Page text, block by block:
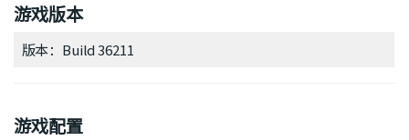
游戏版本
版本：Build 36211
游戏配置